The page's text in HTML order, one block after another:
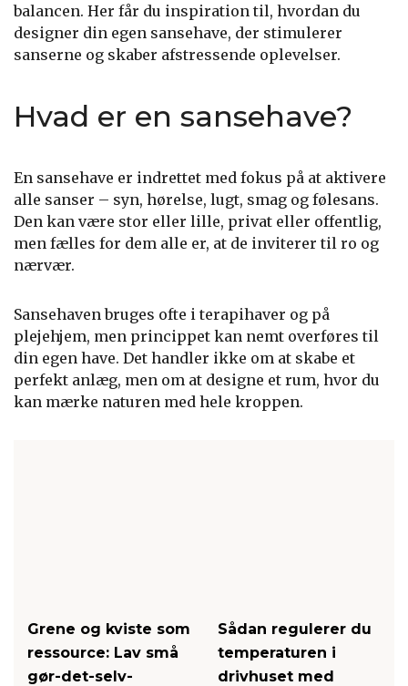
balancen. Her får du inspiration til, hvordan du
designer din egen sansehave, der stimulerer
sanserne og skaber afstressende oplevelser.
Hvad er en sansehave?
En sansehave er indrettet med fokus på at aktivere
alle sanser – syn, hørelse, lugt, smag og følesans.
Den kan være stor eller lille, privat eller offentlig,
men fælles for dem alle er, at de inviterer til ro og
nærvær.
Sansehaven bruges ofte i terapihaver og på
plejehjem, men princippet kan nemt overføres til
din egen have. Det handler ikke om at skabe et
perfekt anlæg, men om at designe et rum, hvor du
kan mærke naturen med hele kroppen.
Grene og kviste som
ressource: Lav små
gør-det-selv-
Sådan regulerer du
temperaturen i
drivhuset med